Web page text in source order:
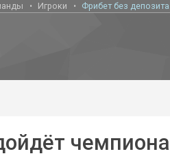
Игроки Фрибет без депозита